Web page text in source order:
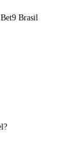
Brasil